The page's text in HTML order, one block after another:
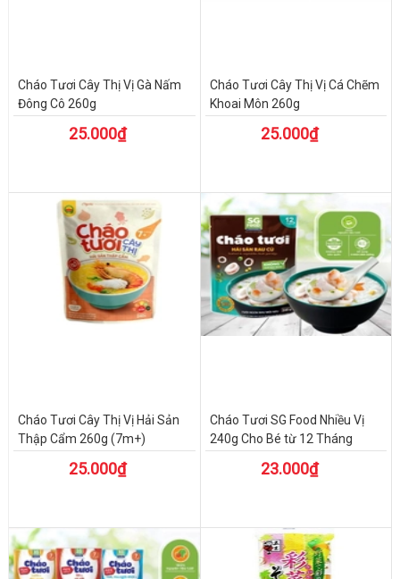
Cháo Tươi Cây Thị Vị Gà Nấm
Đông Cô 260g
25.000₫
Cháo Tươi Cây Thị Vị Cá Chẽm
Khoai Môn 260g
25.000₫
Cháo Tươi Cây Thị Vị Hải Sản
Thập Cẩm 260g (7m+)
25.000₫
Cháo Tươi SG Food Nhiều Vị
240g Cho Bé từ 12 Tháng
23.000₫